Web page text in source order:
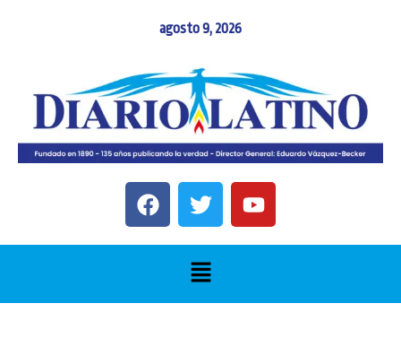
agosto 9, 2026